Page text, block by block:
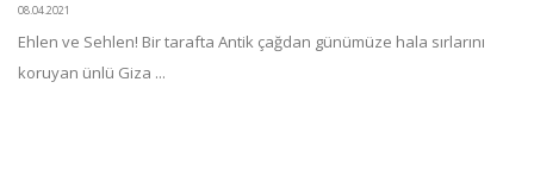
08.04.2021
Ehlen ve Sehlen! Bir tarafta Antik çağdan günümüze hala sırlarını
koruyan ünlü Giza ...